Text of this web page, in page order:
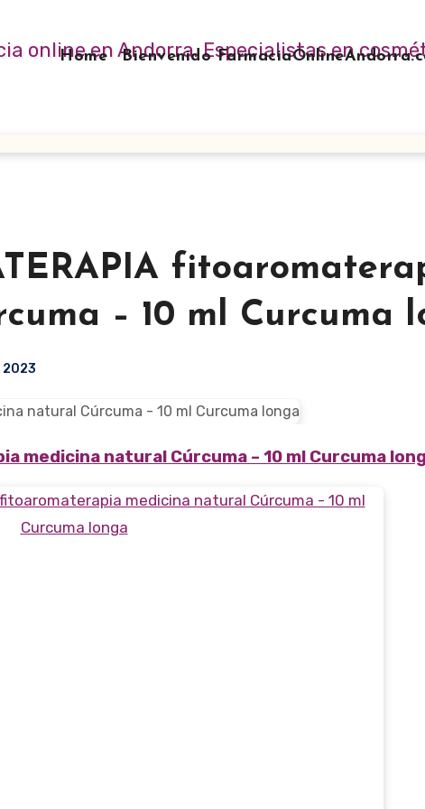
Home Bienvenido
– 10 ml Curcuma
2023
medicina natural Cúrcuma – 10 ml Curcuma